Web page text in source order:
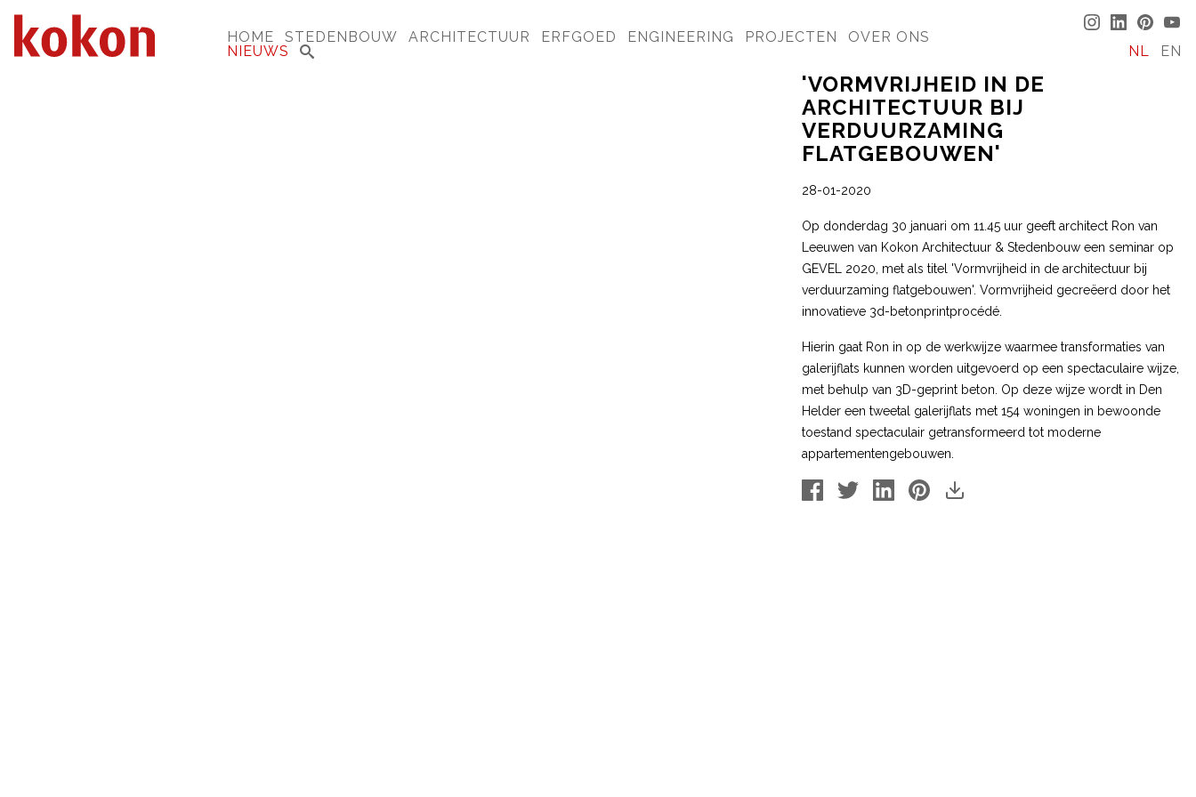
HOME STEDENBOUW ARCHITECTUUR ERFGOED ENGINEERING PROJECTEN
OVER ONS
NIEUWS
NL EN
'VORMVRIJHEID IN DE
ARCHITECTUUR BIJ
VERDUURZAMING
FLATGEBOUWEN'
28-01-2020
Op donderdag 30 januari om 11.45 uur geeft architect Ron van
Leeuwen van Kokon Architectuur & Stedenbouw een seminar op
GEVEL 2020, met als titel 'Vormvrijheid in de architectuur bij
verduurzaming flatgebouwen'. Vormvrijheid gecreëerd door het
innovatieve 3d-betonprintprocédé.
Hierin gaat Ron in op de werkwijze waarmee transformaties van
galerijflats kunnen worden uitgevoerd op een spectaculaire wijze,
met behulp van 3D-geprint beton. Op deze wijze wordt in Den
Helder een tweetal galerijflats met 154 woningen in bewoonde
toestand spectaculair getransformeerd tot moderne
appartementengebouwen.